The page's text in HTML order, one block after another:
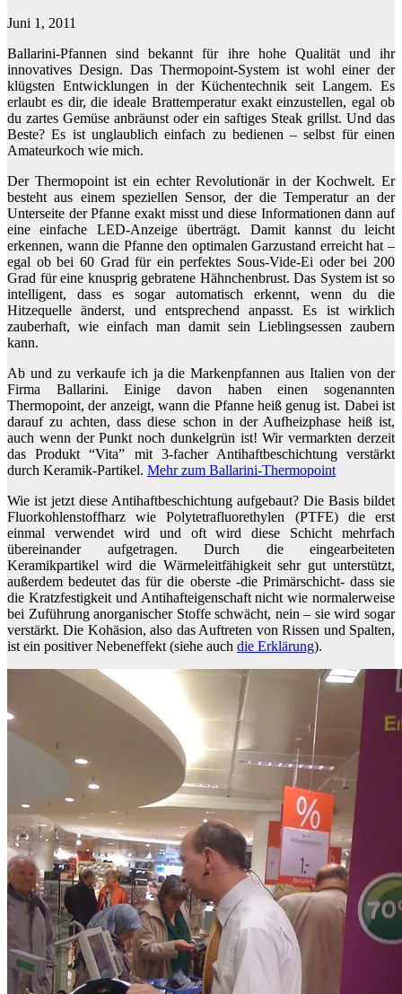
Juni 1, 2011
Ballarini-Pfannen sind bekannt für ihre hohe Qualität und ihr
innovatives Design. Das Thermopoint-System ist wohl einer der
klügsten Entwicklungen in der Küchentechnik seit Langem. Es
erlaubt es dir, die ideale Brattemperatur exakt einzustellen, egal ob
du zartes Gemüse anbräunst oder ein saftiges Steak grillst. Und das
Beste? Es ist unglaublich einfach zu bedienen – selbst für einen
Amateurkoch wie mich.
Der Thermopoint ist ein echter Revolutionär in der Kochwelt. Er
besteht aus einem speziellen Sensor, der die Temperatur an der
Unterseite der Pfanne exakt misst und diese Informationen dann auf
eine einfache LED-Anzeige überträgt. Damit kannst du leicht
erkennen, wann die Pfanne den optimalen Garzustand erreicht hat –
egal ob bei 60 Grad für ein perfektes Sous-Vide-Ei oder bei 200
Grad für eine knusprig gebratene Hähnchenbrust. Das System ist so
intelligent, dass es sogar automatisch erkennt, wenn du die
Hitzequelle änderst, und entsprechend anpasst. Es ist wirklich
zauberhaft, wie einfach man damit sein Lieblingsessen zaubern
kann.
Ab und zu verkaufe ich ja die Markenpfannen aus Italien von der
Firma Ballarini. Einige davon haben einen sogenannten
Thermopoint, der anzeigt, wann die Pfanne heiß genug ist. Dabei ist
darauf zu achten, dass diese schon in der Aufheizphase heiß ist,
auch wenn der Punkt noch dunkelgrün ist! Wir vermarkten derzeit
das Produkt “Vita” mit 3-facher Antihaftbeschichtung verstärkt
durch Keramik-Partikel. Mehr zum Ballarini-Thermopoint
Wie ist jetzt diese Antihaftbeschichtung aufgebaut? Die Basis bildet
Fluorkohlenstoffharz wie Polytetrafluorethylen (PTFE) die erst
einmal verwendet wird und oft wird diese Schicht mehrfach
übereinander aufgetragen. Durch die eingearbeiteten
Keramikpartikel wird die Wärmeleitfähigkeit sehr gut unterstützt,
außerdem bedeutet das für die oberste -die Primärschicht- dass sie
die Kratzfestigkeit und Antihafteigenschaft nicht wie normalerweise
bei Zuführung anorganischer Stoffe schwächt, nein – sie wird sogar
verstärkt. Die Kohäsion, also das Auftreten von Rissen und Spalten,
ist ein positiver Nebeneffekt (siehe auch die Erklärung).